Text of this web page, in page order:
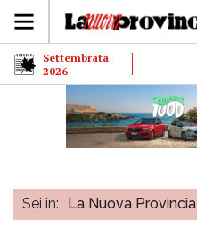
Settembrata
2026
Sei in: La Nuova Provincia